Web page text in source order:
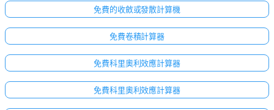
免費的收斂或發散計算機
免費卷積計算器
免費科里奧利效應計算器
免費科里奧利效應計算器